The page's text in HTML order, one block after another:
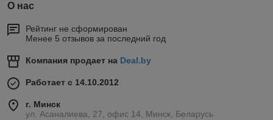
О нас
Рейтинг не сформирован
Менее 5 отзывов за последний год
Компания продает на Deal.by
Работает с 14.10.2012
г. Минск
ул. Асаналиева, 27, офис 14, Минск, Беларусь